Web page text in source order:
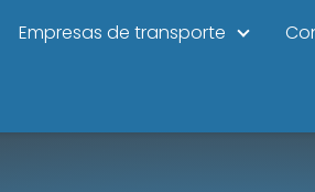
Empresas de transporte